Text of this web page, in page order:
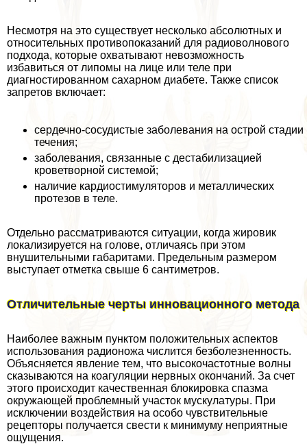
Несмотря на это существует несколько абсолютных и
относительных противопоказаний для радиоволнового
подхода, которые охватывают невозможность
избавиться от липомы на лице или теле при
диагностированном сахарном диабете. Также список
запретов включает:
сердечно-сосудистые заболевания на острой стадии
течения;
заболевания, связанные с дестабилизацией
кроветворной системой;
наличие кардиостимуляторов и металлических
протезов в теле.
Отдельно рассматриваются ситуации, когда жировик
локализируется на голове, отличаясь при этом
внушительными габаритами. Предельным размером
выступает отметка свыше 6 сантиметров.
Отличительные черты инновационного метода
Наиболее важным пунктом положительных аспектов
использования радионожа числится безболезненность.
Объясняется явление тем, что высокочастотные волны
сказываются на коагуляции нервных окончаний. За счет
этого происходит качественная блокировка спазма
окружающей проблемный участок мускулатуры. При
исключении воздействия на особо чувствительные
рецепторы получается свести к минимуму неприятные
ощущения.